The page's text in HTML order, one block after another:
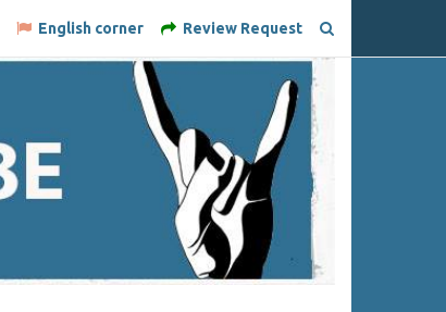
English corner Review Request